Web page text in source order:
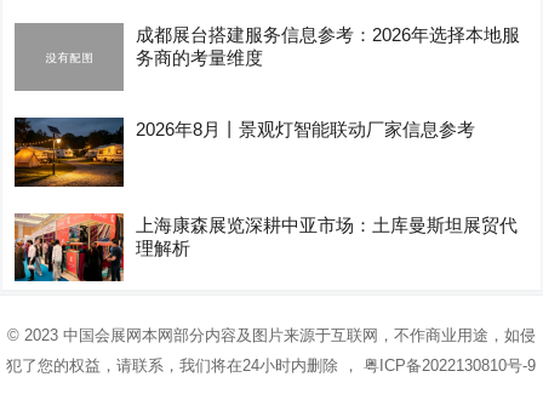
成都展台搭建服务信息参考：2026年选择本地服
务商的考量维度
2026年8月丨景观灯智能联动厂家信息参考
上海康森展览深耕中亚市场：土库曼斯坦展贸代
理解析
© 2023 中国会展网本网部分内容及图片来源于互联网，不作商业用途，如侵
犯了您的权益，请联系，我们将在24小时内删除 ，粤ICP备2022130810号-9